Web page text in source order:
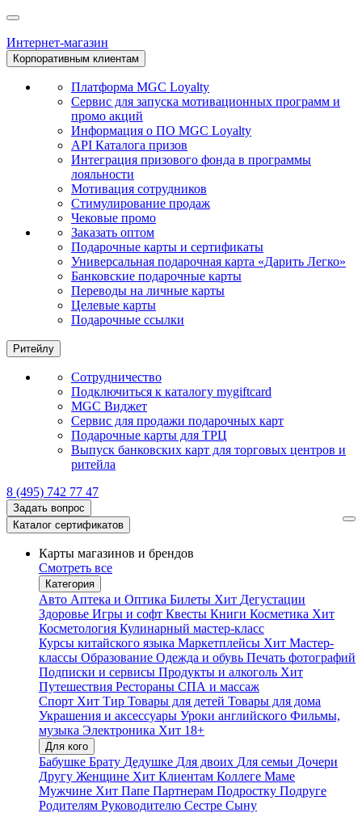
Интернет-магазин
Корпоративным клиентам
Платформа MGC Loyalty
Сервис для запуска мотивационных программ и
промо акций
Информация о ПО MGC Loyalty
API Каталога призов
Интеграция призового фонда в программы
лояльности
Мотивация сотрудников
Стимулирование продаж
Чековые промо
Заказать оптом
Подарочные карты и сертификаты
Универсальная подарочная карта «Дарить Легко»
Банковские подарочные карты
Переводы на личные карты
Целевые карты
Подарочные ссылки
Ритейлу
Сотрудничество
Подключиться к каталогу mygiftcard
MGC Виджет
Сервис для продажи подарочных карт
Подарочные карты для ТРЦ
Выпуск банковских карт для торговых центров и
ритейла
8 (495) 742 77 47
Задать вопрос
Каталог сертификатов
Карты магазинов и брендов
Смотреть все
Категория
Авто Аптека и Оптика Билеты Хит Дегустации
Здоровье Игры и софт Квесты Книги Косметика Хит
Косметология Кулинарный мастер-класс
Курсы китайского языка Маркетплейсы Хит Мастер-
классы Образование Одежда и обувь Печать фотографий
Подписки и сервисы Продукты и алкоголь Хит
Путешествия Рестораны СПА и массаж
Спорт Хит Тир Товары для детей Товары для дома
Украшения и аксессуары Уроки английского Фильмы,
музыка Электроника Хит 18+
Для кого
Бабушке Брату Дедушке Для двоих Для семьи Дочери
Другу Женщине Хит Клиентам Коллеге Маме
Мужчине Хит Папе Партнерам Подростку Подруге
Родителям Руководителю Сестре Сыну